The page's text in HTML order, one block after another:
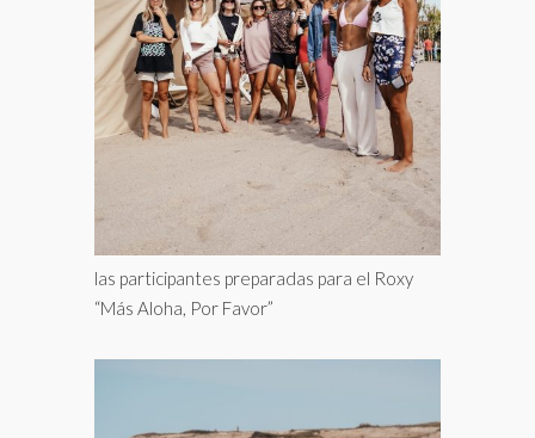
las participantes preparadas para el Roxy
“Más Aloha, Por Favor”